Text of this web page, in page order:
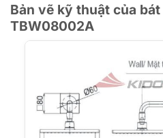
Bản vẽ kỹ thuật của
TBW08002A